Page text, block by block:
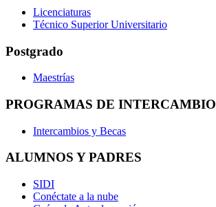
Licenciaturas
Técnico Superior Universitario
Postgrado
Maestrías
PROGRAMAS DE INTERCAMBIO
Intercambios y Becas
ALUMNOS Y PADRES
SIDI
Conéctate a la nube